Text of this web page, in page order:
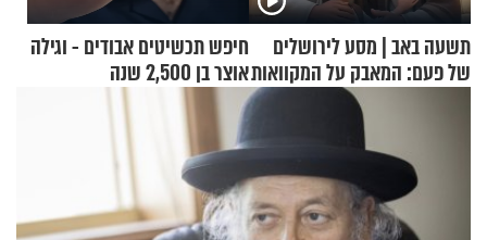
תשעה באב | מסע לירושלים
של פעם: המאבק על המקוואות
חיפש תכשיטים אבודים - וגילה
אוצר בן 2,500 שנה